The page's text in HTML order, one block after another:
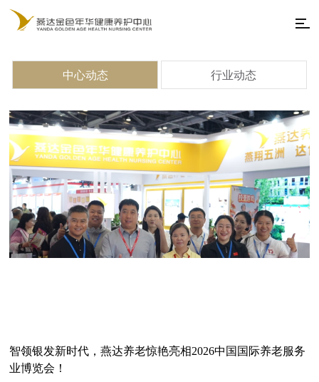
中心动态 行业动态
智领银发新时代，燕达养老惊艳亮相2026中国国际养老服务
业博览会！